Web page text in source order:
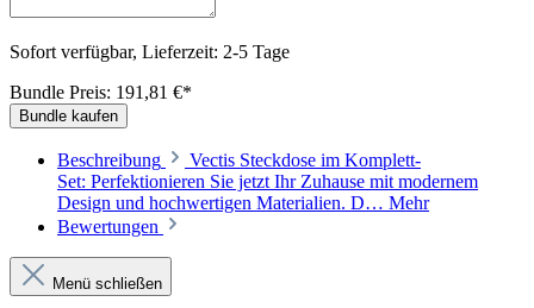
Sofort verfügbar, Lieferzeit: 2-5 Tage
Bundle Preis: 191,81 €*
Bundle kaufen
Beschreibung
Vectis Steckdose im Komplett-
Set: Perfektionieren Sie jetzt Ihr Zuhause mit modernem
Design und hochwertigen Materialien. D… Mehr
Bewertungen
Menü schließen